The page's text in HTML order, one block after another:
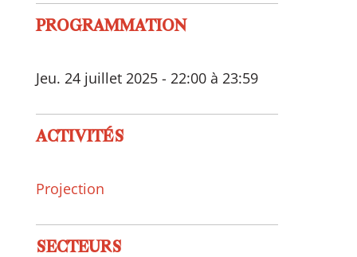
PROGRAMMATION
Jeu. 24 juillet 2025 - 22:00 à 23:59
ACTIVITÉS
Projection
SECTEURS